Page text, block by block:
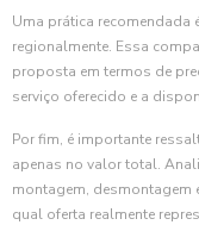
Uma prática recomendada
regionalmente. Essa
proposta em termos de
serviço oferecido e a
Por fim, é importante
apenas no valor total.
montagem, desmontagem
qual oferta realmente